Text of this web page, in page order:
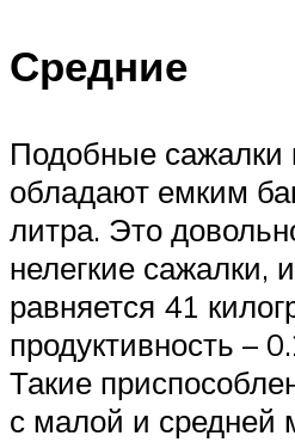
Средние
Подобные сажалки
обладают емким
литра. Это
нелегкие сажалки,
равняется 41
продуктивность –
Такие
с малой и средней